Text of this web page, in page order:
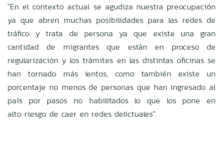
"En el contexto actual se agudiza nuestra preocupación
ya que abren muchas posibilidades para las redes de
tráfico y trata de persona ya que existe una gran
cantidadde migrantes que están en proceso de
regularización y los trámites en las distintas oficinas se
han tornado más lentos, como también existe un
porcentaje no menos de personas que han ingresado al
país por pasos no habilitados lo que los pone en
alto riesgo de caer en redes delictuales".